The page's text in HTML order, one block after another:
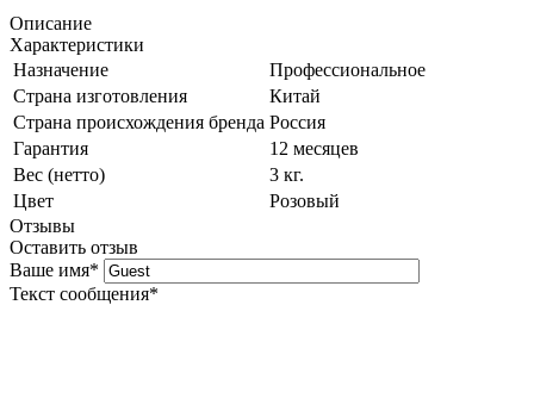
Описание
Характеристики
Назначение
Профессиональное
Страна изготовления
Китай
Страна происхождения бренда Россия
Гарантия
12 месяцев
Вес (нетто)
3 кг.
Цвет
Розовый
Отзывы
Оставить отзыв
Ваше имя*
Текст сообщения*